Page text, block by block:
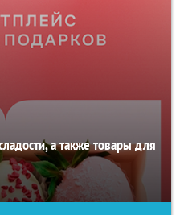
а также товары для